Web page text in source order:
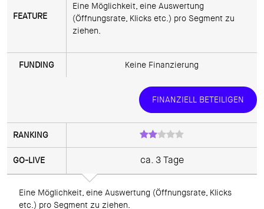
Eine Möglichkeit, eine Auswertung
(Öffnungsrate, Klicks etc.) pro Segment zu
ziehen.
Keine Finanzierung
FINANZIELL BETEILIGEN
ca. 3 Tage
Eine Möglichkeit, eine Auswertung (Öffnungsrate, Klicks
etc.) pro Segment zu ziehen.